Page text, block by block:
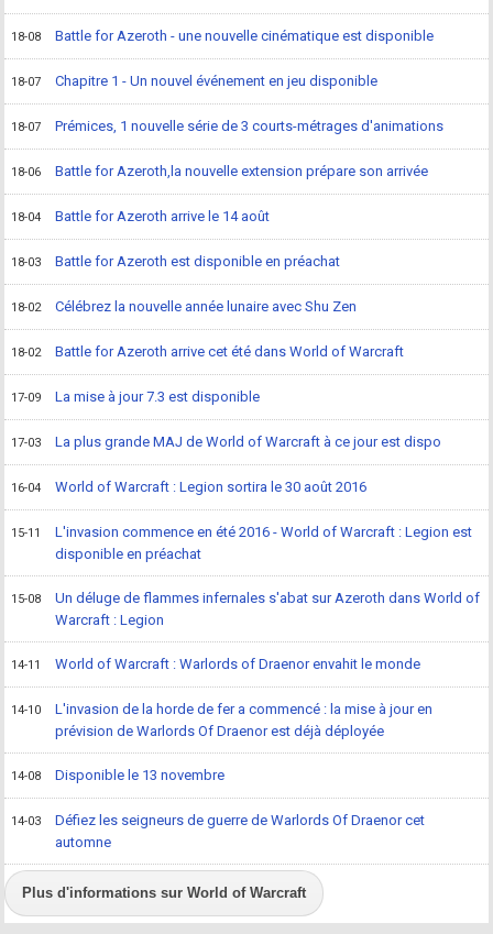
18-08 Battle for Azeroth - une nouvelle cinématique est disponible
18-07 Chapitre 1 - Un nouvel événement en jeu disponible
18-07 Prémices, 1 nouvelle série de 3 courts-métrages d'animations
18-06 Battle for Azeroth,la nouvelle extension prépare son arrivée
18-04 Battle for Azeroth arrive le 14 août
18-03 Battle for Azeroth est disponible en préachat
18-02 Célébrez la nouvelle année lunaire avec Shu Zen
18-02 Battle for Azeroth arrive cet été dans World of Warcraft
17-09 La mise à jour 7.3 est disponible
17-03 La plus grande MAJ de World of Warcraft à ce jour est dispo
16-04 World of Warcraft : Legion sortira le 30 août 2016
15-11
L'invasion commence en été 2016 - World of Warcraft : Legion est
disponible en préachat
15-08
Un déluge de flammes infernales s'abat sur Azeroth dans World of
Warcraft : Legion
14-11 World of Warcraft : Warlords of Draenor envahit le monde
14-10
L'invasion de la horde de fer a commencé : la mise à jour en
prévision de Warlords Of Draenor est déjà déployée
14-08 Disponible le 13 novembre
14-03
Défiez les seigneurs de guerre de Warlords Of Draenor cet
automne
Plus d'informations sur World of Warcraft